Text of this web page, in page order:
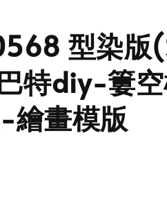
型染版
特diy-簍
繪畫模版